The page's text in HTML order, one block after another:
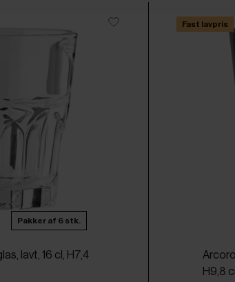
Pakker af 6 stk.
lavt, 16 cl, H7,4
Fast lavpris
H9,8